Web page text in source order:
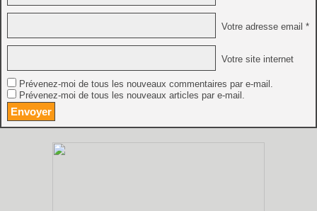
Votre adresse email *
Votre site internet
Prévenez-moi de tous les nouveaux commentaires par e-mail.
Prévenez-moi de tous les nouveaux articles par e-mail.